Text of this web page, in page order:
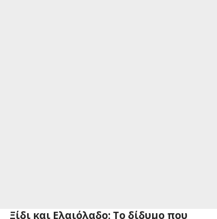
Ξίδι και Ελαιόλαδο: Το δίδυμο που